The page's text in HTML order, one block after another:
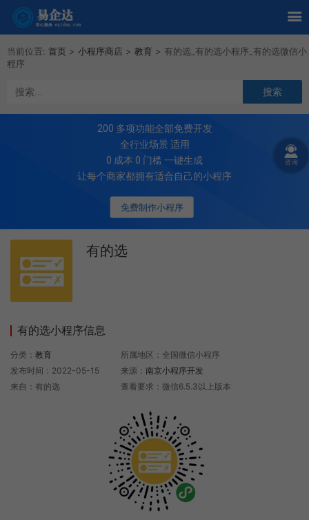
当前位置: 首页 > 小程序商店 > 教育 > 有的选_有的选小程序_有的选微信小
程序
免费制作小程序
200 多项功能全部免费开发
全行业场景 适用
0 成本 0 门槛 一键生成
让每个商家都拥有适合自己的小程序
有的选
有的选小程序信息
分类： 教育
发布时间：2022-05-15
来自：有的选
所属地区：全国微信小程序
来源：南京小程序开发
查看要求：微信6.5.3以上版本